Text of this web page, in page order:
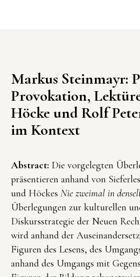
Markus Steinmayr:
Provokation,
Höcke und Rolf
im Kontext
Abstract: Die vorgelegten
präsentieren anhand von
und HöckesNie zweimal in
Überlegungen zur kulturellen
Diskursstrategie der Neuen
wird anhand der
Figuren des Lesens, des
anhand des Umgangs mit